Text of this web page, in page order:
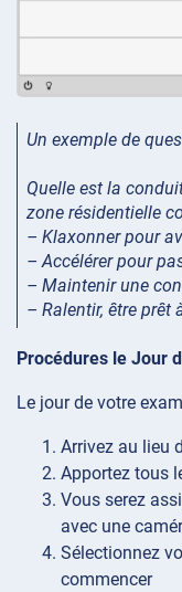
Un exemple de
Quelle est la
zone résidentielle
– Klaxonner pour
– Accélérer pour
– Maintenir une
– Ralentir, être prêt
Procédures le Jour
Le jour de votre
Arrivez au lieu
Apportez tous
Vous serez
avec une
Sélectionnez
commencer